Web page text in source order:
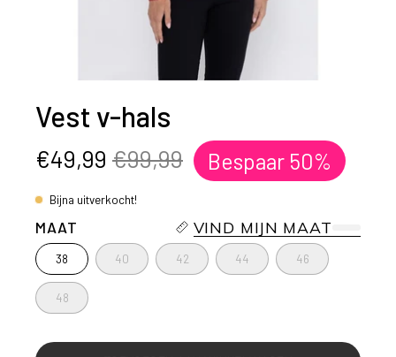
Vest v-hals
€49,99 €99,99 Bespaar 50%
Bijna uitverkocht!
MAAT VIND MIJN MAAT
38 40 42 44 46
48